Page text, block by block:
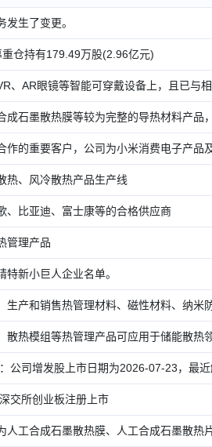
发生了变更。
仓持有179.49万股(2.96亿元)
、AR眼镜等智能可穿戴设备上，且已与
成石墨散热膜等较为完整的导热材料产
作的重要客户，公司为小米消费电子产品
热、风冷散热产品生产线
、比亚迪、富士康等的合格供应商
管理产品
新小巨人企业名单。
生产和销售热管理材料、磁性材料、纳米
散热模组等热管理产品可应用于储能散热
公司增发股上市日期为2026-07-23，最
交所创业板注册上市
人工合成石墨散热膜、人工合成石墨散